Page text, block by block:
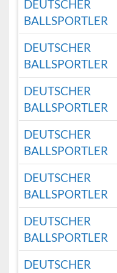
DEUTSCHER
BALLSPORTLER
DEUTSCHER
BALLSPORTLER
DEUTSCHER
BALLSPORTLER
DEUTSCHER
BALLSPORTLER
DEUTSCHER
BALLSPORTLER
DEUTSCHER
BALLSPORTLER
DEUTSCHER